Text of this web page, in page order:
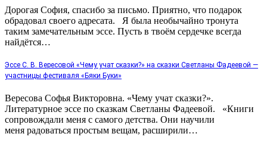
Дорогая София, спасибо за письмо. Приятно, что подарок
обрадовал своего адресата. Я была необычайно тронута
таким замечательным эссе. Пусть в твоём сердечке всегда
найдётся…
Эссе С. В. Вересовой «Чему учат сказки?» на сказки Светланы Фадеевой —
участницы фестиваля «Бяки Буки»
Вересова Софья Викторовна. «Чему учат сказки?».
Литературное эссе по сказкам Светланы Фадеевой. «Книги
сопровождали меня с самого детства. Они научили
меня радоваться простым вещам, расширили…